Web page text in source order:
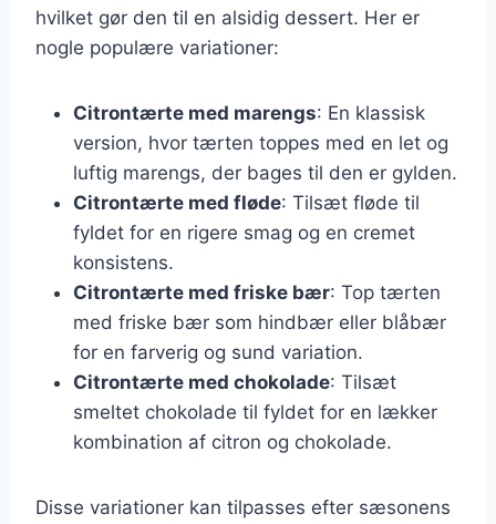
hvilket gør den til en alsidig dessert. Her er
nogle populære variationer:
Citrontærte med marengs: En klassisk
version, hvor tærten toppes med en let og
luftig marengs, der bages til den er gylden.
Citrontærte med fløde: Tilsæt fløde til
fyldet for en rigere smag og en cremet
konsistens.
Citrontærte med friske bær: Top tærten
med friske bær som hindbær eller blåbær
for en farverig og sund variation.
Citrontærte med chokolade: Tilsæt
smeltet chokolade til fyldet for en lækker
kombination af citron og chokolade.
Disse variationer kan tilpasses efter sæsonens